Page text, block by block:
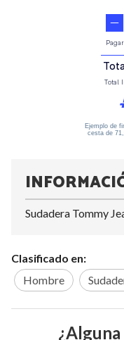
Sudadera Tommy
Clasificado en:
Hombre